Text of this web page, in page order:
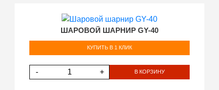
ШАРОВОЙ ШАРНИР GY-40
КУПИТЬ В 1 КЛИК
- + В КОРЗИНУ